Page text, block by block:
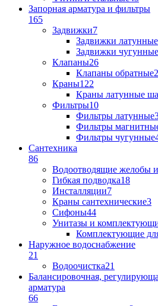
Запорная арматура и фильтры
165
Задвижки7
Задвижки латунные
Задвижки
Клапаны26
Клапаны обратные
Краны122
Краны латунные
Фильтры10
Фильтры латунные
Фильтры
Фильтры чугунные
Сантехника
86
Водоотводящие желобы
Гибкая подводка18
Инсталляции7
Краны сантехнические3
Сифоны44
Унитазы и
Комплектующие
Наружное водоснабжение
21
Водоочистка21
Балансировочная,
арматура
66